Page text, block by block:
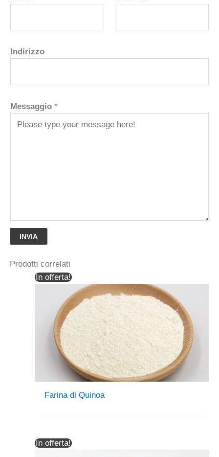
Indirizzo
Messaggio *
INVIA
Prodotti correlati
In offerta!
Farina di Quinoa
In offerta!